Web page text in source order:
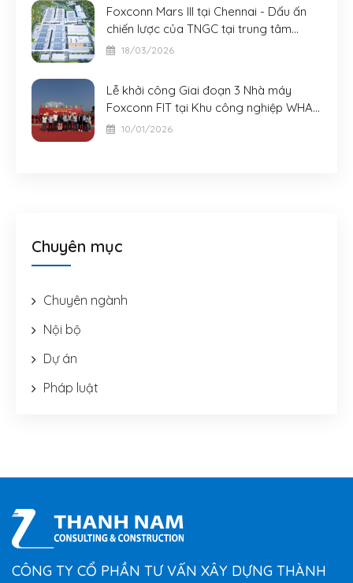
Foxconn Mars III tại Chennai - Dấu ấn
chiến lược của TNGC tại trung tâm
công nghiệp mới của châu Á
18/03/2026
Lễ khởi công Giai đoạn 3 Nhà máy
Foxconn FIT tại Khu công nghiệp WHA -
Nghệ An
10/01/2026
Chuyên mục
Chuyên ngành
Nội bộ
Dự án
Pháp luật
CÔNG TY CỔ PHẦN TƯ VẤN XÂY DỰNG THÀNH